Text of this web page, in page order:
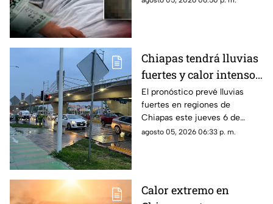
Chiapas tendrá lluvias
fuertes y calor intenso
este jueves 6 de agosto
El pronóstico prevé lluvias
fuertes en regiones de
Chiapas este jueves 6 de
agosto, mientras el ambiente
agosto 05, 2026 06:33 p. m.
Calor extremo en